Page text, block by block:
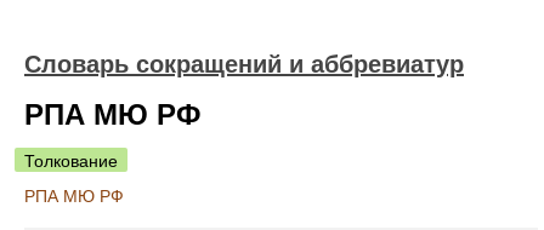
Словарь сокращений и аббревиатур
РПА МЮ РФ
Толкование
РПА МЮ РФ